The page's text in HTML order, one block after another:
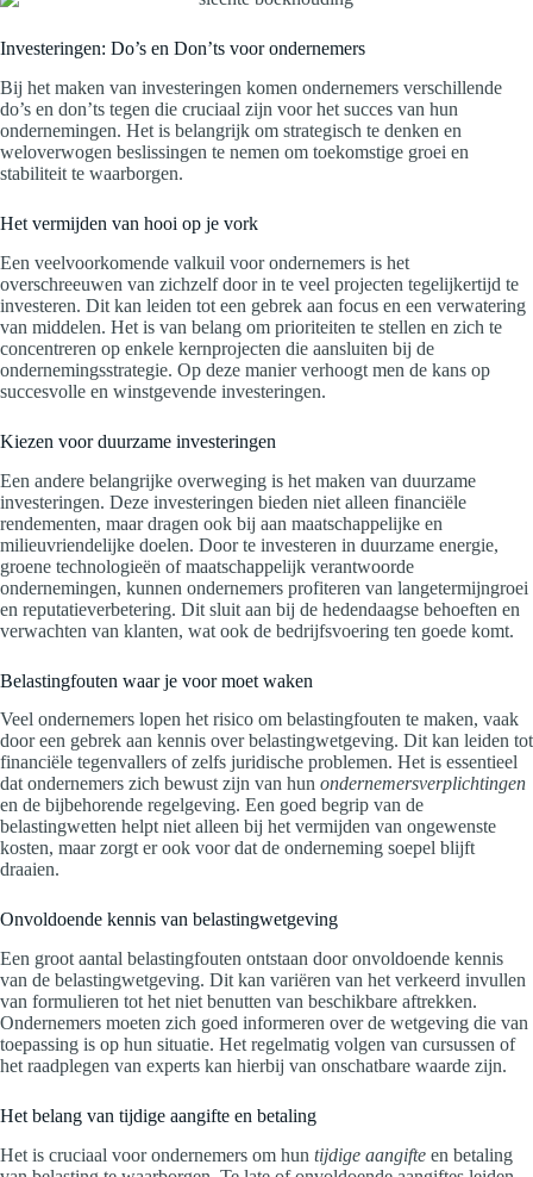
Investeringen: Do’s en Don’ts voor ondernemers
Bij het maken van investeringen komen ondernemers verschillende
do’s en don’ts tegen die cruciaal zijn voor het succes van hun
ondernemingen. Het is belangrijk om strategisch te denken en
weloverwogen beslissingen te nemen om toekomstige groei en
stabiliteit te waarborgen.
Het vermijden van hooi op je vork
Een veelvoorkomende valkuil voor ondernemers is het
overschreeuwen van zichzelf door in te veel projecten tegelijkertijd te
investeren. Dit kan leiden tot een gebrek aan focus en een verwatering
van middelen. Het is van belang om prioriteiten te stellen en zich te
concentreren op enkele kernprojecten die aansluiten bij de
ondernemingsstrategie. Op deze manier verhoogt men de kans op
succesvolle en winstgevende investeringen.
Kiezen voor duurzame investeringen
Een andere belangrijke overweging is het maken van duurzame
investeringen. Deze investeringen bieden niet alleen financiële
rendementen, maar dragen ook bij aan maatschappelijke en
milieuvriendelijke doelen. Door te investeren in duurzame energie,
groene technologieën of maatschappelijk verantwoorde
ondernemingen, kunnen ondernemers profiteren van langetermijngroei
en reputatieverbetering. Dit sluit aan bij de hedendaagse behoeften en
verwachten van klanten, wat ook de bedrijfsvoering ten goede komt.
Belastingfouten waar je voor moet waken
Veel ondernemers lopen het risico om belastingfouten te maken, vaak
door een gebrek aan kennis over belastingwetgeving. Dit kan leiden tot
financiële tegenvallers of zelfs juridische problemen. Het is essentieel
dat ondernemers zich bewust zijn van hun ondernemersverplichtingen
en de bijbehorende regelgeving. Een goed begrip van de
belastingwetten helpt niet alleen bij het vermijden van ongewenste
kosten, maar zorgt er ook voor dat de onderneming soepel blijft
draaien.
Onvoldoende kennis van belastingwetgeving
Een groot aantal belastingfouten ontstaan door onvoldoende kennis
van de belastingwetgeving. Dit kan variëren van het verkeerd invullen
van formulieren tot het niet benutten van beschikbare aftrekken.
Ondernemers moeten zich goed informeren over de wetgeving die van
toepassing is op hun situatie. Het regelmatig volgen van cursussen of
het raadplegen van experts kan hierbij van onschatbare waarde zijn.
Het belang van tijdige aangifte en betaling
Het is cruciaal voor ondernemers om hun tijdige aangifte en betaling